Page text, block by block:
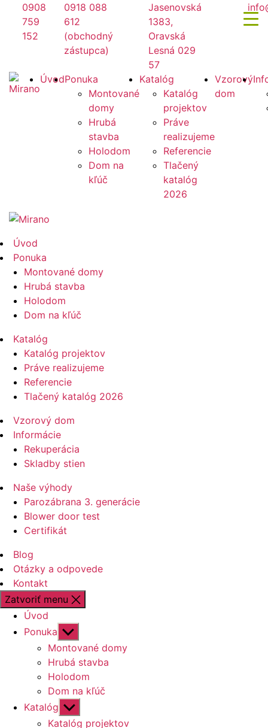
Preskočiť
obsah
0908
759
152
0918 088
612
(obchodný
zástupca)
Jasenovská
1383,
Oravská
Lesná 029
57
Mirano
ÚvodPonuka
Montované
domy
Hrubá
stavba
Holodom
Dom na
kľúč
Katalóg
Katalóg
projektov
Práve
realizujeme
Referencie
Tlačený
katalóg
2026
Vzorový
dom
Úvod
Ponuka
Montované domy
Hrubá stavba
Holodom
Dom na kľúč
Katalóg
Katalóg projektov
Práve realizujeme
Referencie
Tlačený katalóg 2026
Vzorový dom
Informácie
Rekuperácia
Skladby stien
Naše výhody
Parozábrana 3. generácie
Blower door test
Certifikát
Blog
Otázky a odpovede
Kontakt
Zatvoriť menu
Úvod
Ponuka Zobraziť
druhú
úroveň
navigácie
Montované domy
Hrubá stavba
Holodom
Dom na kľúč
Katalóg Zobraziť
druhú
Katalóg projektov